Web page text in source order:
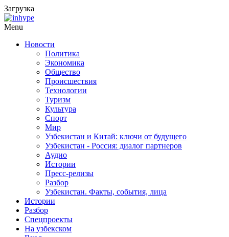
Загрузка
Menu
Новости
Политика
Экономика
Общество
Происшествия
Технологии
Туризм
Культура
Спорт
Мир
Узбекистан и Китай: ключи от будущего
Узбекистан - Россия: диалог партнеров
Аудио
Истории
Пресс-релизы
Разбор
Узбекистан. Факты, события, лица
Истории
Разбор
Спецпроекты
На узбекском